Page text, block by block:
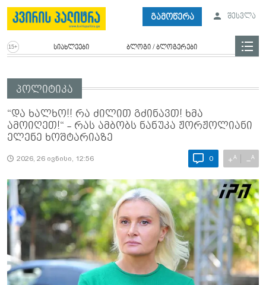
გამოწერა შესვლა
სიახლეები ბლოგი / ბლოგერები
პოლიტიკა
“და ხალხო!! რა ძილით გძინავთ! ხმა
ამოიღეთ!“ - რას ამბობს ნანუკა ჟორჟოლიანი
ელენე ხოშტარიაზე
2026, 26 ივნისი, 12:56 0 +A −A